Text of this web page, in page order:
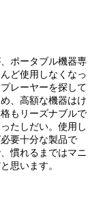
ポータブル機器専
ど使用しなくなっ
レーヤーを探して
、高額な機器はけ
もリーズナブルで
たしだい。使用し
要十分な製品で
慣れるまではマニ
思います。